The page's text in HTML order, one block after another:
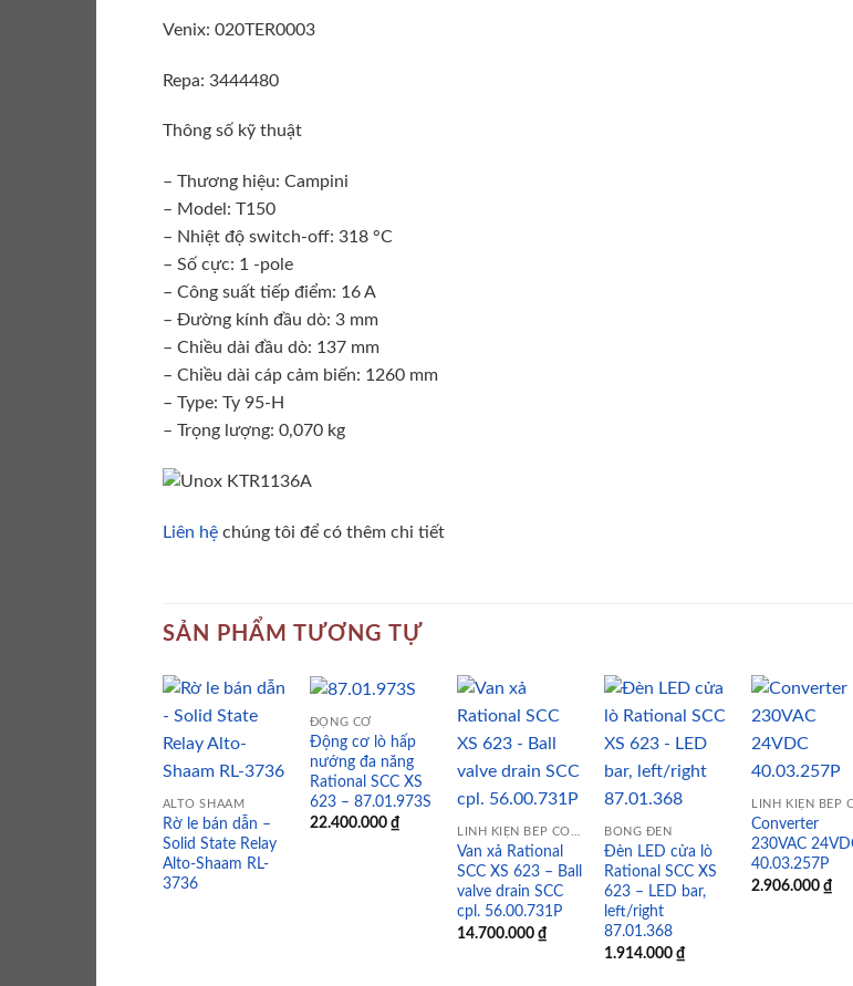
Venix: 020TER0003
Repa: 3444480
Thông số kỹ thuật
– Thương hiệu: Campini
– Model: T150
– Nhiệt độ switch-off: 318 °C
– Số cực: 1 -pole
– Công suất tiếp điểm: 16 A
– Đường kính đầu dò: 3 mm
– Chiều dài đầu dò: 137 mm
– Chiều dài cáp cảm biến: 1260 mm
– Type: Ty 95-H
– Trọng lượng: 0,070 kg
Liên hệ chúng tôi để có thêm chi tiết
SẢN PHẨM TƯƠNG TỰ
Add to
ALTO SHAAM
Rờ le bán dẫn –
Solid State Relay
Alto-Shaam RL-
3736
Add to
wishlist
ĐỘNG CƠ
Động cơ lò hấp
nướng đa năng
Rational SCC XS
623 – 87.01.973S
22.400.000 ₫
Add to
wishlist
LINH KIỆN BẾP CÔNG NGHIỆP
Van xả Rational
SCC XS 623 – Ball
valve drain SCC
cpl. 56.00.731P
14.700.000₫
Add to
wishlist
BÓNG ĐÈN
Đèn LED cửa lò
Rational SCC XS
623 – LED bar,
left/right
87.01.368
1.914.000₫
Add to
Converter
230VAC
40.03.257P
2.906.000₫